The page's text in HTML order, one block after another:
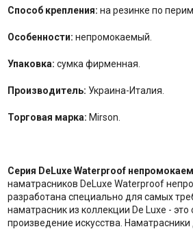
Способ крепления: на резинке по
Особенности: непромокаемый.
Упаковка: сумка фирменная.
Производитель: Украина-Италия.
Торговая марка: Mirson.
Серия DeLuxe Waterproof
наматрасников DeLuxe Waterproof
разработана специально для самых
наматрасник из коллекции De Luxe - это
произведение искусства.